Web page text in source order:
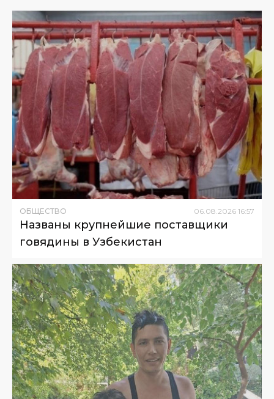
ОБЩЕСТВО 06.08.2026 16:57
Названы крупнейшие поставщики
говядины в Узбекистан